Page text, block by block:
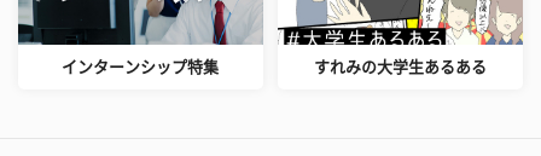
インターンシップ特集 すれみの大学生あるある